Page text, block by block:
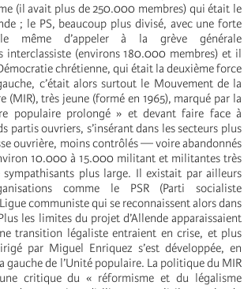
(il avait plus de 250.000 membres) qui était le
; le PS, beaucoup plus divisé, avec une forte
même d’appeler à la grève générale
interclassiste (environs 180.000 membres) et il
chrétienne, qui était la deuxième force
c’était alors surtout le Mouvement de la
(MIR), très jeune (formé en 1965), marqué par la
populaire prolongé » et devant faire face à
partis ouvriers, s’insérant dans les secteurs plus
ouvrière, moins contrôlés — voire abandonnés
10.000 à 15.000 militant et militantes très
plus large. Il existait par ailleurs
comme le PSR (Parti socialiste
communiste qui se reconnaissent alors dans
les limites du projet d’Allende apparaissaient
transition légaliste entraient en crise, et plus
par Miguel Enriquez s’est développée, en
gauche de l’Unité populaire. La politique du MIR
critique du « réformisme et du légalisme